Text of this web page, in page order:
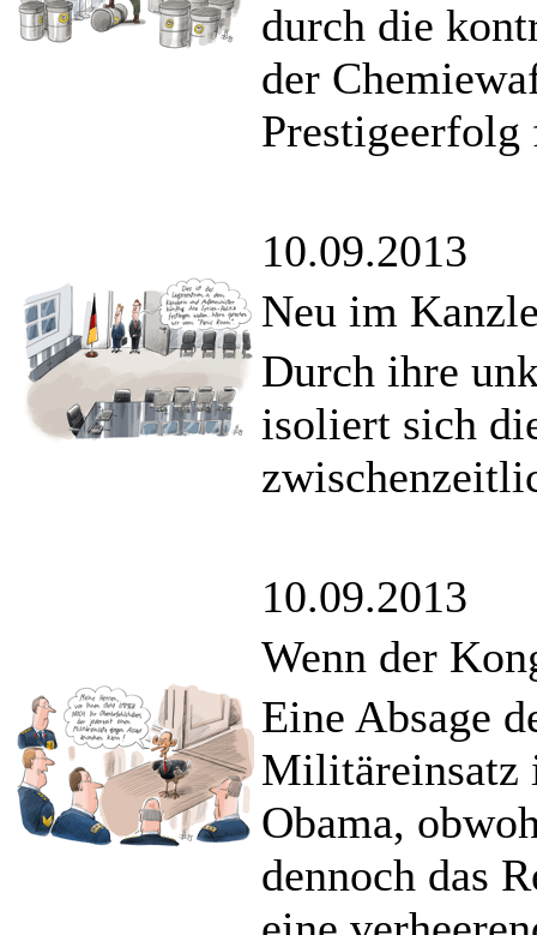
durch die
der
Prestigeerfolg
10.09.2013
Neu im
Durch ihre
isoliert sich
10.09.2013
Wenn der
Eine Absage
Militäreinsatz
Obama,
dennoch das